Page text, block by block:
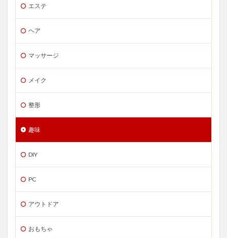
エステ
ヘア
マッサージ
メイク
整形
趣味
DIY
PC
アウトドア
おもちゃ